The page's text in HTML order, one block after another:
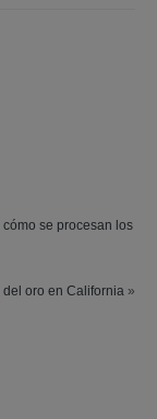
se procesan los
del oro en California »